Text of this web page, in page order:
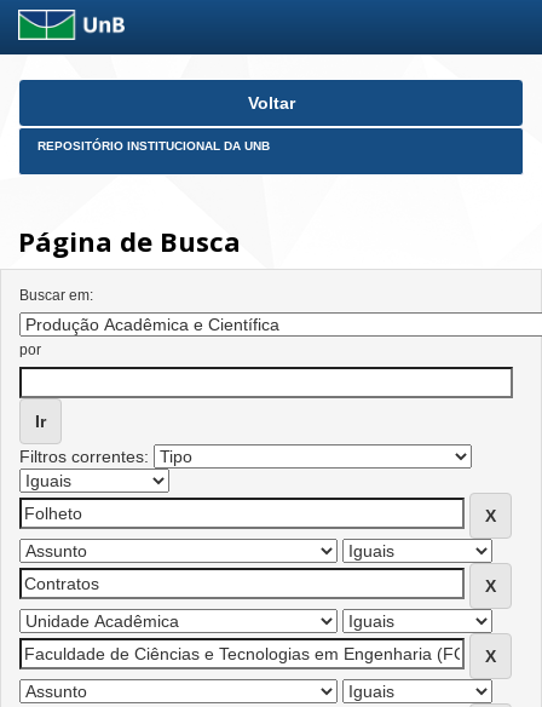
Skip
Voltar
REPOSITÓRIO INSTITUCIONAL DA UNB
Página de Busca
Buscar em:
por
Filtros correntes: